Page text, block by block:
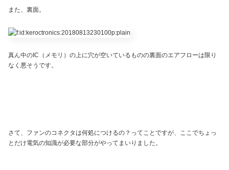
また、裏面。
真ん中のIC（メモリ）の上に穴が空いているものの裏面のエアフローは限り
なく悪そうです。
さて、ファンのコネクタは何処につけるの？ってことですが、ここでちょっ
とだけ電気の知識が必要な部分がやってまいりました。